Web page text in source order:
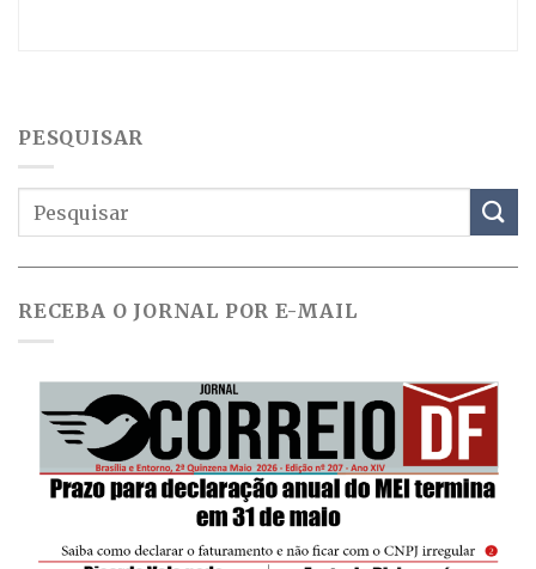
PESQUISAR
RECEBA O JORNAL POR E-MAIL